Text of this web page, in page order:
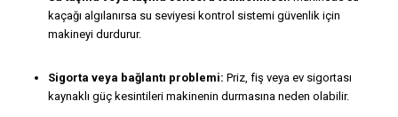
kaçağı algılanırsa su seviyesi kontrol sistemi güvenlik için
makineyi durdurur.
Sigorta veya bağlantı problemi: Priz, fiş veya ev sigortası
kaynaklı güç kesintileri makinenin durmasına neden olabilir.